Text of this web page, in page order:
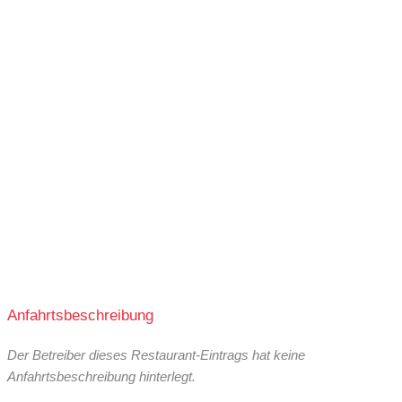
Anfahrtsbeschreibung
Der Betreiber dieses Restaurant-Eintrags hat keine
Anfahrtsbeschreibung hinterlegt.